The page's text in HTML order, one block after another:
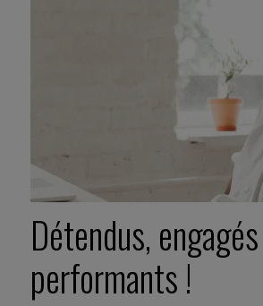
Détendus,
performants !